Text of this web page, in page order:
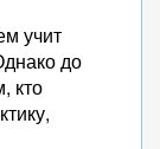
учит
до
кто